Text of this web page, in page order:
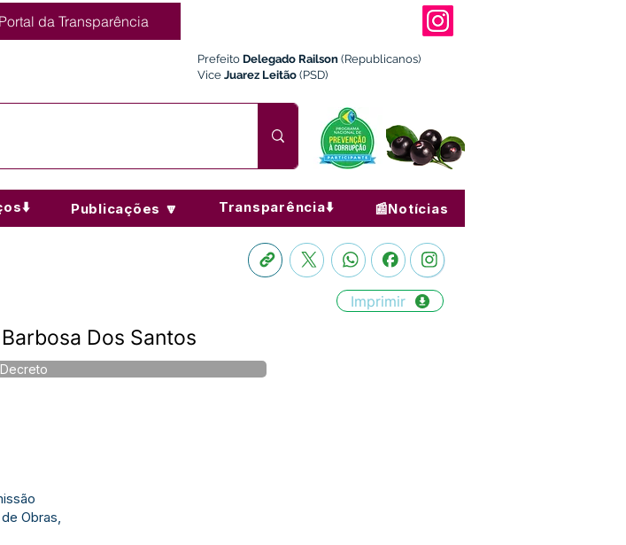
Portal da Transparência
Prefeito Delegado Railson (Republicanos)
Vice Juarez Leitão (PSD)
Publicações 🔽 Transparência⬇️ 📰Notícias
Imprimir
Dos Santos
Decreto
Obras,